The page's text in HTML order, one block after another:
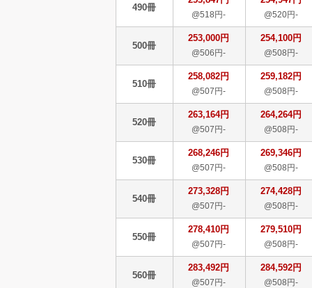
490冊
@518円- @520円-
500冊
253,000円
@506円-
254,100円
@508円-
510冊
258,082円
@507円-
259,182円
@508円-
520冊
263,164円
@507円-
264,264円
@508円-
530冊
268,246円
@507円-
269,346円
@508円-
540冊
273,328円
@507円-
274,428円
@508円-
550冊
278,410円
@507円-
279,510円
@508円-
560冊
283,492円
@507円-
284,592円
@508円-